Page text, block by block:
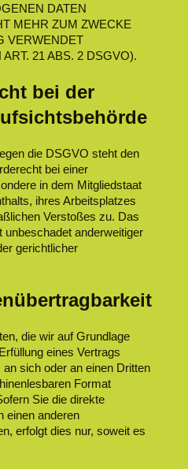
DATEN
MEHR ZUM ZWECKE
VERWENDET
21 ABS. 2 DSGVO).
bei der
die DSGVO steht den
bei einer
in dem Mitgliedstaat
ihres Arbeitsplatzes
Verstoßes zu. Das
anderweitiger
gerichtlicher
die wir auf Grundlage
eines Vertrags
sich oder an einen Dritten
Format
Sie die direkte
einen anderen
erfolgt dies nur, soweit es